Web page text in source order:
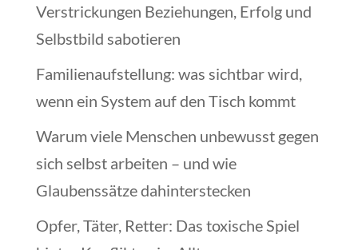
Verstrickungen Beziehungen, Erfolg und
Selbstbild sabotieren
Familienaufstellung: was sichtbar wird,
wenn ein System auf den Tisch kommt
Warum viele Menschen unbewusst gegen
sich selbst arbeiten – und wie
Glaubenssätze dahinterstecken
Opfer, Täter, Retter: Das toxische Spiel